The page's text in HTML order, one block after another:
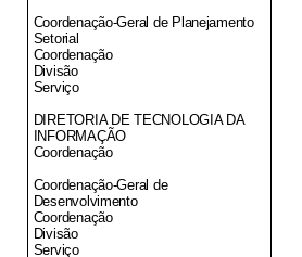
Coordenação-Geral de Planejamento
Setorial
Coordenação
Divisão
Serviço
DIRETORIA DE TECNOLOGIA DA
INFORMAÇÃO
Coordenação
Coordenação-Geral de
Desenvolvimento
Coordenação
Divisão
Serviço